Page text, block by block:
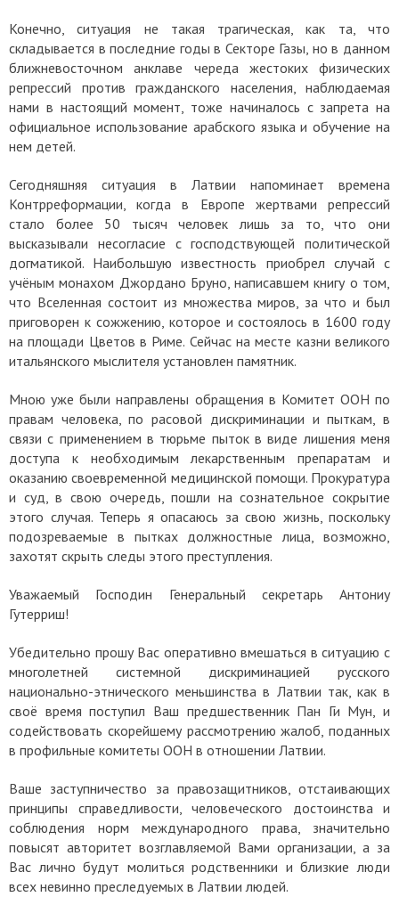
Конечно, ситуация не такая трагическая, как та, что
складывается в последние годы в Секторе Газы, но в данном
ближневосточном анклаве череда жестоких физических
репрессий против гражданского населения, наблюдаемая
нами в настоящий момент, тоже начиналось с запрета на
официальное использование арабского языка и обучение на
нем детей.
Сегодняшняя ситуация в Латвии напоминает времена
Контрреформации, когда в Европе жертвами репрессий
стало более 50 тысяч человек лишь за то, что они
высказывали несогласие с господствующей политической
догматикой. Наибольшую известность приобрел случай с
учёным монахом Джордано Бруно, написавшем книгу о том,
что Вселенная состоит из множества миров, за что и был
приговорен к сожжению, которое и состоялось в 1600 году
на площади Цветов в Риме. Сейчас на месте казни великого
итальянского мыслителя установлен памятник.
Мною уже были направлены обращения в Комитет ООН по
правам человека, по расовой дискриминации и пыткам, в
связи с применением в тюрьме пыток в виде лишения меня
доступа к необходимым лекарственным препаратам и
оказанию своевременной медицинской помощи. Прокуратура
и суд, в свою очередь, пошли на сознательное сокрытие
этого случая. Теперь я опасаюсь за свою жизнь, поскольку
подозреваемые в пытках должностные лица, возможно,
захотят скрыть следы этого преступления.
Уважаемый Господин Генеральный секретарь Антониу
Гутерриш!
Убедительно прошу Вас оперативно вмешаться в ситуацию с
многолетней системной дискриминацией русского
национально-этнического меньшинства в Латвии так, как в
своё время поступил Ваш предшественник Пан Ги Мун, и
содействовать скорейшему рассмотрению жалоб, поданных
в профильные комитеты ООН в отношении Латвии.
Ваше заступничество за правозащитников, отстаивающих
принципы справедливости, человеческого достоинства и
соблюдения норм международного права, значительно
повысят авторитет возглавляемой Вами организации, а за
Вас лично будут молиться родственники и близкие люди
всех невинно преследуемых в Латвии людей.